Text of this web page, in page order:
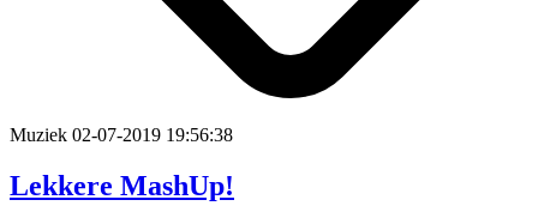
Muziek 02-07-2019 19:56:38
Lekkere MashUp!